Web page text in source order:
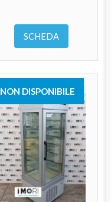
SCHEDA
VENDUTO
NON DISPONIBILE